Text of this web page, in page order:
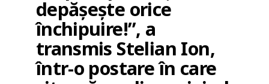
depășește orice
închipuire!”, a
transmis Stelian Ion,
într-o postare în care